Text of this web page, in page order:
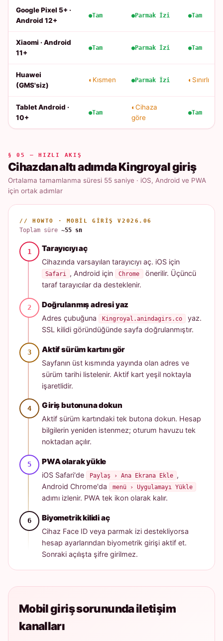
Google Pixel 5+ ·
Android 12+
Tam Parmak İzi Tam
Xiaomi · Android
11+
Tam Parmak İzi Tam
Huawei
(GMS'siz)
Kısmen Parmak İzi Sınırlı
Tablet Android ·
10+
Tam
Cihaza
göre
Tam
§ 05 — HIZLI AKIŞ
Cihazdan altı adımda Kingroyal giriş
Ortalama tamamlanma süresi 55 saniye · iOS, Android ve PWA
için ortak adımlar
// HOWTO · MOBIL GIRIŞ V2026.06
Toplam süre~55 sn
Tarayıcıyı aç
Cihazında varsayılan tarayıcıyı aç. iOS için
Safari , Android için Chrome
önerilir. Üçüncü
taraf tarayıcılar da desteklenir.
Doğrulanmış adresi yaz
Adres çubuğuna Kingroyal.anindagirs.co
yaz.
SSL kilidi göründüğünde sayfa doğrulanmıştır.
Aktif sürüm kartını gör
Sayfanın üst kısmında yayında olan adres ve
sürüm tarihi listelenir. Aktif kart yeşil noktayla
işaretlidir.
Giriş butonuna dokun
Aktif sürüm kartındaki tek butona dokun. Hesap
bilgilerin yeniden istenmez; oturum havuzu tek
noktadan açılır.
PWA olarak yükle
iOS Safari'de Paylaş › Ana Ekrana Ekle ,
Android Chrome'da
menü › Uygulamayı Yükle
adımı izlenir. PWA tek ikon olarak kalır.
Biyometrik kilidi aç
Cihaz Face ID veya parmak izi destekliyorsa
hesap ayarlarından biyometrik girişi aktif et.
Sonraki açılışta şifre girilmez.
Mobil giriş sorununda iletişim
kanalları